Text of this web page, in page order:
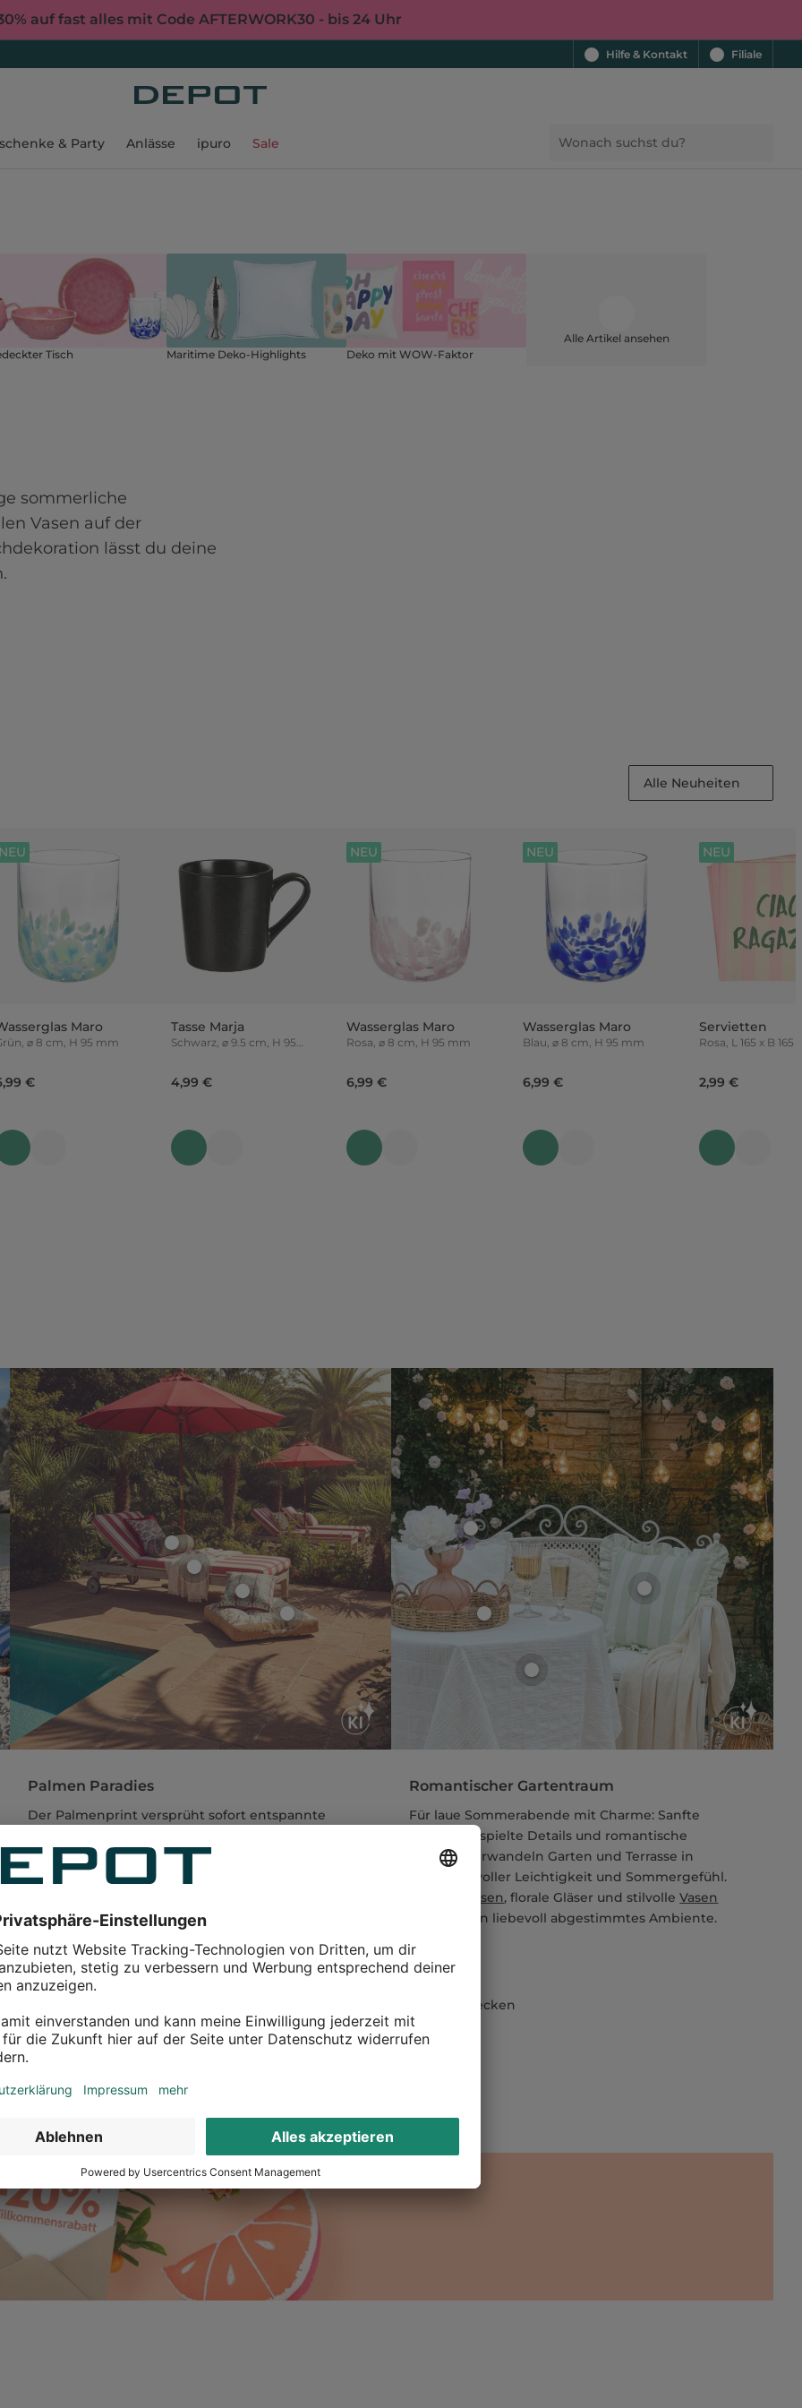
auf fast alles mit Code AFTERWORK30 - bis 24 Uhr
Hilfe & Kontakt Filiale
& Party Anlässe ipuro Sale
Tisch Maritime Deko-Highlights Deko mit WOW-Faktor
Alle Artikel ansehen
sommerliche
Vasen auf der
lässt du deine
Alle Neuheiten
Maro
⌀ 8 cm, H 95 mm
€
NEU
Tasse Marja
Schwarz, ⌀ 9.5 cm, H 95
4,99 €
Wasserglas Maro
Rosa, ⌀ 8 cm, H 95 mm
6,99 €
NEU
Wasserglas Maro
Blau, ⌀ 8 cm, H 95 mm
6,99 €
NEU
Servietten
Rosa, L 165 x B 165 mm, 20
2,99 €
NEU
Palmen Paradies
Der Palmenprint versprüht sofort entspannte
Saison zu den absoluten Deko-Trends. Das
tropische Muster bringt sommerliche
- egal ob aufOutdoor-Kissen
Romantischer Gartentraum
Für laue Sommerabende mit Charme: Sanfte
Blüten, verspielte Details und romantische
Akzente verwandeln Garten und Terrasse in
einen Ort voller Leichtigkeit und Sommergefühl.
Kissen, florale Gläser und stilvolleVasen
schaffen ein liebevoll abgestimmtes Ambiente.
Jetzt entdecken